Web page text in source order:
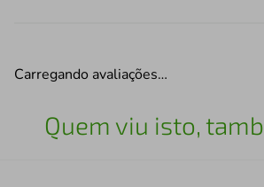
Carregando avaliações…
Quem viu isto,